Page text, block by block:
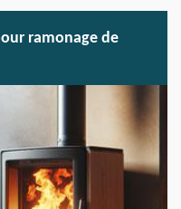
ramonage de